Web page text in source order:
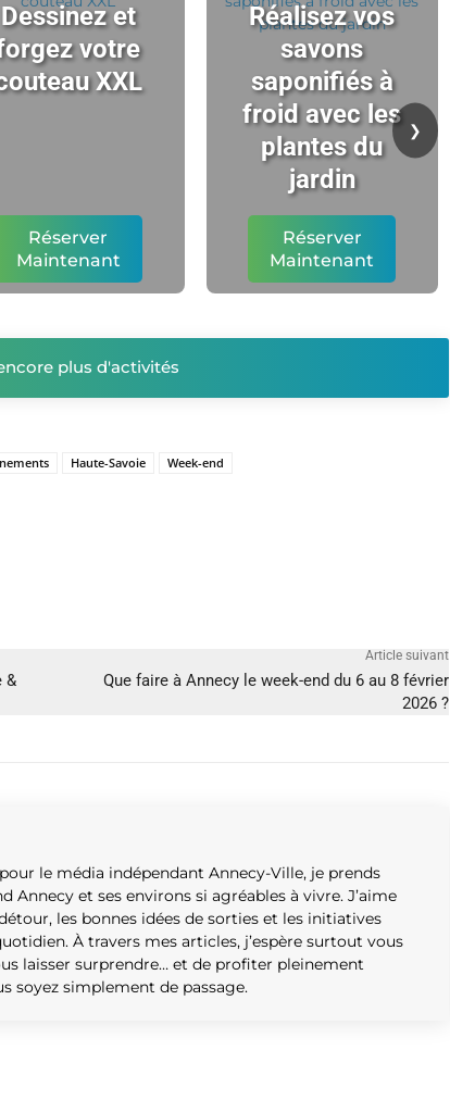
Dessinez et
votre
XXL
Réserver
Maintenant
Réalisez vos
savons
saponifiés à
froid avec les
plantes du
jardin
Réserver
Maintenant
❯
plus d'activités
Haute-Savoie Week-end
&
Article suivant
Que faire à Annecy le week-end du 6 au 8 février
2026 ?
le média indépendant Annecy-Ville, je prends
Annecy et ses environs si agréables à vivre. J’aime
les bonnes idées de sorties et les initiatives
À travers mes articles, j’espère surtout vous
laisser surprendre… et de profiter pleinement
soyez simplement de passage.